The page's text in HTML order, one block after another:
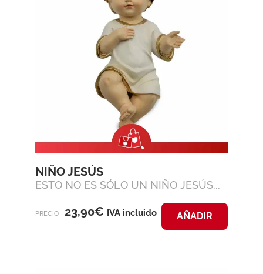
NIÑO JESÚS
ESTO NO ES SÓLO UN NIÑO JESÚS...
PRECIO 23,90€ IVA incluido AÑADIR